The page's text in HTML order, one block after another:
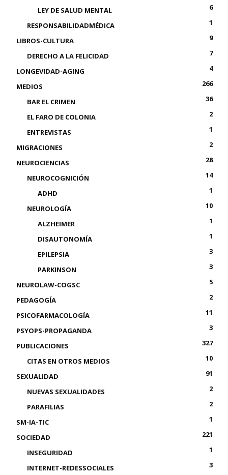
LEY DE SALUD MENTAL
6
RESPONSABILIDADMÉDICA
1
LIBROS-CULTURA
9
DERECHO A LA FELICIDAD
7
LONGEVIDAD-AGING
4
MEDIOS
266
BAR EL CRIMEN
36
EL FARO DE COLONIA
2
ENTREVISTAS
1
MIGRACIONES
2
NEUROCIENCIAS
28
NEUROCOGNICIÓN
14
ADHD
1
NEUROLOGÍA
10
ALZHEIMER
1
DISAUTONOMÍA
1
EPILEPSIA
3
PARKINSON
3
NEUROLAW-COGSC
5
PEDAGOGÍA
2
PSICOFARMACOLOGÍA
11
PSYOPS-PROPAGANDA
3
PUBLICACIONES
327
CITAS EN OTROS MEDIOS
10
SEXUALIDAD
91
NUEVAS SEXUALIDADES
2
PARAFILIAS
2
SM-IA-TIC
1
SOCIEDAD
221
INSEGURIDAD
1
INTERNET-REDESSOCIALES
3